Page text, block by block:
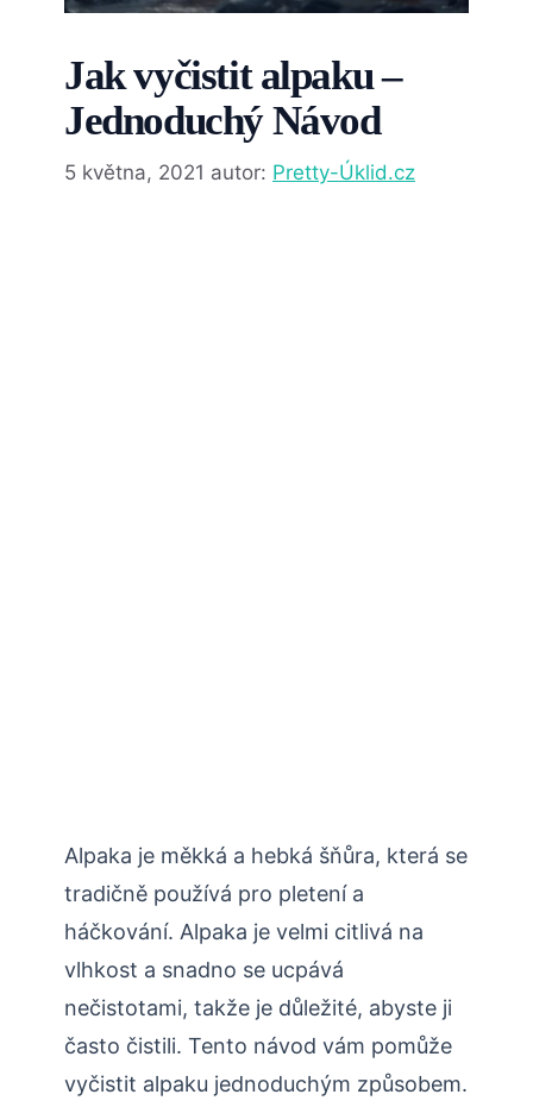
Jak vyčistit alpaku –
Jednoduchý Návod
5 května, 2021 autor: Pretty-Úklid.cz
Alpaka je měkká a hebká šňůra, která se
tradičně používá pro pletení a
háčkování. Alpaka je velmi citlivá na
vlhkost a snadno se ucpává
nečistotami, takže je důležité, abyste ji
často čistili. Tento návod vám pomůže
vyčistit alpaku jednoduchým způsobem.